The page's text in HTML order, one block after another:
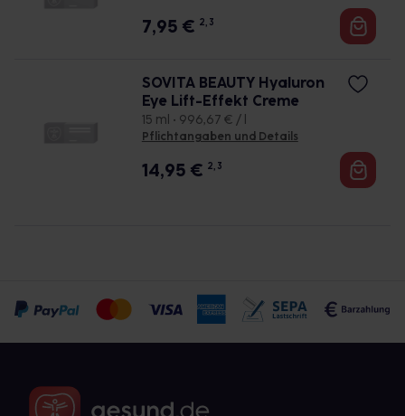
7,95 € 2, 3
SOVITA BEAUTY Hyaluron
Eye Lift-Effekt Creme
15 ml • 996,67 € / l
Pflichtangaben und Details
14,95 € 2, 3